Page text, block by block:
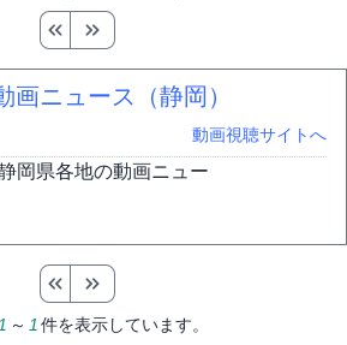
ニュース（静岡）
動画視聴サイトへ
岡県各地の動画ニュー
1 ～ 1 件を表示しています。